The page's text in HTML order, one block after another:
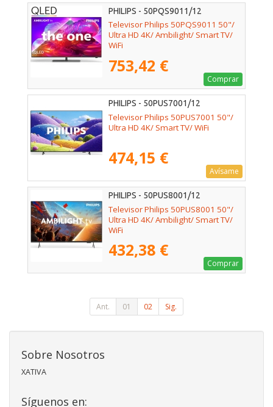
PHILIPS - 50PQS9011/12
Televisor Philips 50PQS9011 50"/
Ultra HD 4K/ Ambilight/ Smart TV/
WiFi
753,42 €
Comprar
PHILIPS - 50PUS7001/12
Televisor Philips 50PUS7001 50"/
Ultra HD 4K/ Smart TV/ WiFi
474,15 €
Avísame
PHILIPS - 50PUS8001/12
Televisor Philips 50PUS8001 50"/
Ultra HD 4K/ Ambilight/ Smart TV/
WiFi
432,38 €
Comprar
Ant. 01 02 Sig.
Sobre Nosotros
XATIVA
Síguenos en: